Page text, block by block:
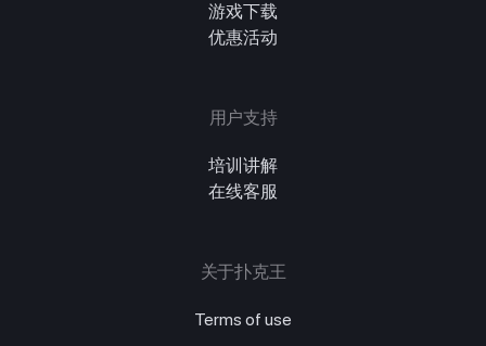
游戏下载
优惠活动
用户支持
培训讲解
在线客服
关于扑克王
Terms of use